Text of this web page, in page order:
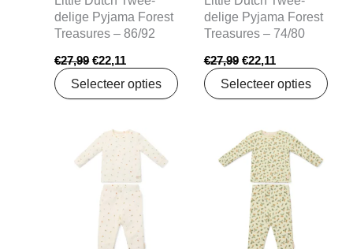
delige Pyjama Forest
Treasures – 86/92
€27,99 €22,11
Selecteer opties
delige Pyjama Forest
Treasures – 74/80
€27,99 €22,11
Selecteer opties
Oorspronkelijke
prijs
was:
€27,99.
Huidige
prijs
is:
€22,11.
Oorspronkelijke
prijs
was:
€27,99.
Huidige
prijs
is:
€22,11.